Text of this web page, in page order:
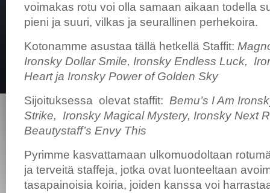
voimakas rotu voi olla samaan aikaan todella
pieni ja suuri, vilkas ja seurallinen perhekoira.
Kotonamme asustaa tällä hetkellä Staffit:
Ironsky Dollar Smile, Ironsky Endless Luck,
Heart ja Ironsky Power of Golden Sky
Sijoituksessa olevat staffit: Bemu’s I Am
Strike, Ironsky Magical Mystery, Ironsky Next
Beautystaff’s Envy This
Pyrimme kasvattamaan ulkomuodoltaan
ja terveitä staffeja, jotka ovat luonteeltaan
tasapainoisia koiria, joiden kanssa voi